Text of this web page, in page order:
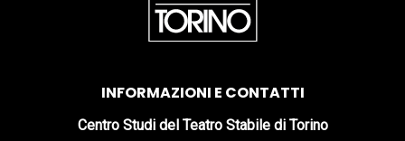
INFORMAZIONI E CONTATTI
Centro Studi del Teatro Stabile di Torino